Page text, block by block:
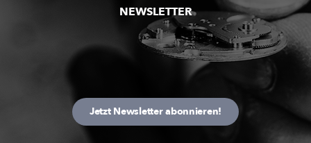
NEWSLETTER
Jetzt Newsletter abonnieren!